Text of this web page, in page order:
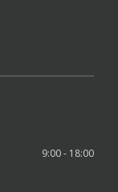
9:00 - 18:00